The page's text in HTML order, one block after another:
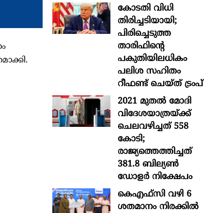
കോടതി വിധി
തിരിച്ചടിയായി;
പിരിച്ചെടുത്ത
താരിഫിന്‍റെ
പകുതിയിലധികം
പലിശ സഹിതം
റീഫണ്ട് ചെയ്ത് ട്രംപ്
2021 മുതൽ മോദി
വിദേശയാത്രയ്ക്ക്
ചെലവഴിച്ചത് 558
കോടി;
രാജ്യത്തെത്തിച്ചത്
381.8 ബില്യൺ
ഡോളർ നിക്ഷേപം
കെഎഫ്സി വഴി 6
ശതമാനം നിരക്കിൽ